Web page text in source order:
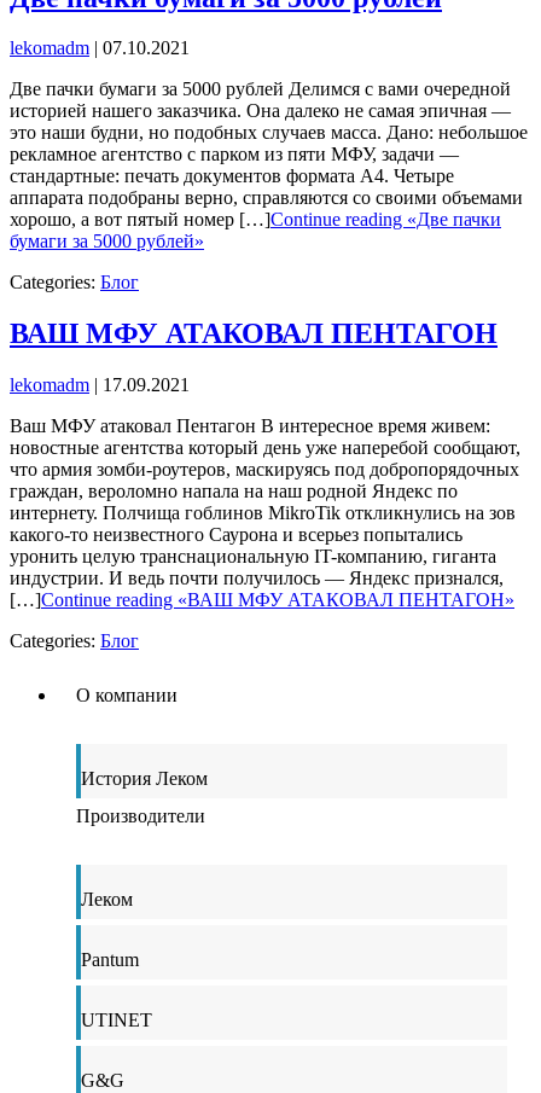
lekomadm | 07.10.2021
Две пачки бумаги за 5000 рублей Делимся с вами очередной
историей нашего заказчика. Она далеко не самая эпичная —
это наши будни, но подобных случаев масса. Дано: небольшое
рекламное агентство с парком из пяти МФУ, задачи —
стандартные: печать документов формата А4. Четыре
аппарата подобраны верно, справляются со своими объемами
хорошо, а вот пятый номер […]Continue reading «Две пачки
бумаги за 5000 рублей»
Categories: Блог
ВАШ МФУ АТАКОВАЛ ПЕНТАГОН
lekomadm | 17.09.2021
Ваш МФУ атаковал Пентагон В интересное время живем:
новостные агентства который день уже наперебой сообщают,
что армия зомби-роутеров, маскируясь под добропорядочных
граждан, вероломно напала на наш родной Яндекс по
интернету. Полчища гоблинов MikroTik откликнулись на зов
какого-то неизвестного Саурона и всерьез попытались
уронить целую транснациональную IT-компанию, гиганта
индустрии. И ведь почти получилось — Яндекс признался,
[…]Continue reading «ВАШ МФУ АТАКОВАЛ ПЕНТАГОН»
Categories: Блог
О компании
История Леком
Производители
Леком
Pantum
UTINET
G&G